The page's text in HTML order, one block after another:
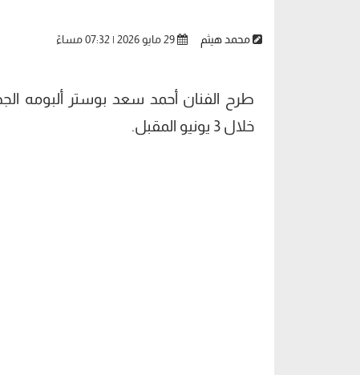
محمد هيثم
طرح الفنان أحمد سعد بوستر ألبومه
خلال 3 يونيو المقبل.